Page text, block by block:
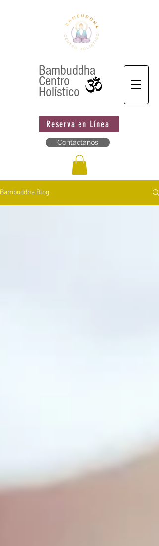
Bambuddha
Centro
Holístico
Reserva en Línea
Contáctanos
Bambuddha Blog